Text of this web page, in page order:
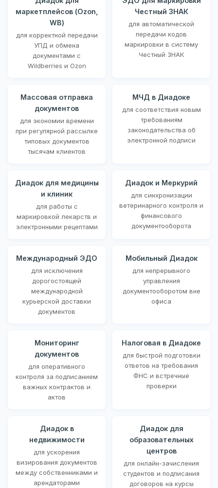
маркетплейсов (Ozon,
WB)
для корректной передачи
УПД и обмена
документами с
Wildberries и Ozon
Честный ЗНАК
для автоматической
передачи кодов
маркировки в систему
Честный ЗНАК
Массовая отправка
документов
для экономии времени
при регулярной рассылке
типовых документов
тысячам клиентов
МЧД в Диадоке
для соответствия новым
требованиям
законодательства об
электронной подписи
Диадок для медицины
и клиник
для работы с
маркировкой лекарств и
электронными рецептами
Диадок и Меркурий
для синхронизации
ветеринарного контроля и
финансового
документооборота
Международный ЭДО
для исключения
дорогостоящей
международной
курьерской доставки
документов
Мобильный Диадок
для непрерывного
управления
документооборотом вне
офиса
Мониторинг
документов
для оперативного
контроля за подписанием
важных контрактов и
актов
Налоговая в Диадоке
для быстрой подготовки
ответов на требования
ФНС и встречные
проверки
Диадок в
недвижимости
для ускорения
визирования документов
между собственниками и
арендаторами
Диадок для
образовательных
центров
для онлайн-зачисления
студентов и подписания
договоров на курсы